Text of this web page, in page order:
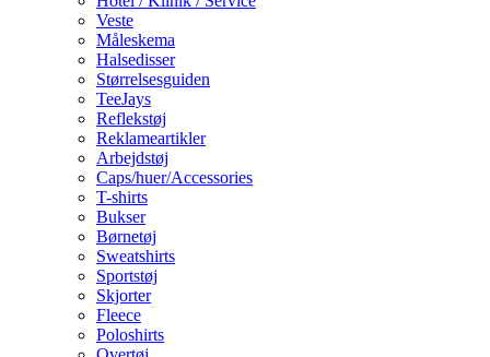
Veste
Måleskema
Halsedisser
Størrelsesguiden
TeeJays
Reflekstøj
Reklameartikler
Arbejdstøj
Caps/huer/Accessories
T-shirts
Bukser
Børnetøj
Sweatshirts
Sportstøj
Skjorter
Fleece
Poloshirts